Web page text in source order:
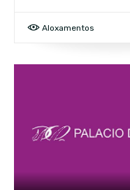
Aloxamentos